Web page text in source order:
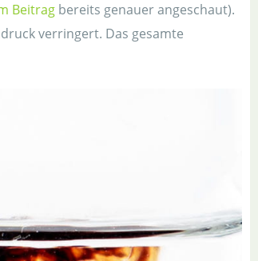
Beitrag bereits genauer angeschaut).
verringert. Das gesamte